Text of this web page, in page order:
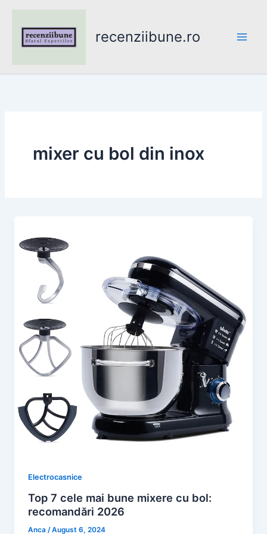
content
recenziibune.ro
mixer cu bol din inox
Electrocasnice
Top 7 cele mai bune mixere cu bol:
recomandări 2026
Anca/August 6, 2024